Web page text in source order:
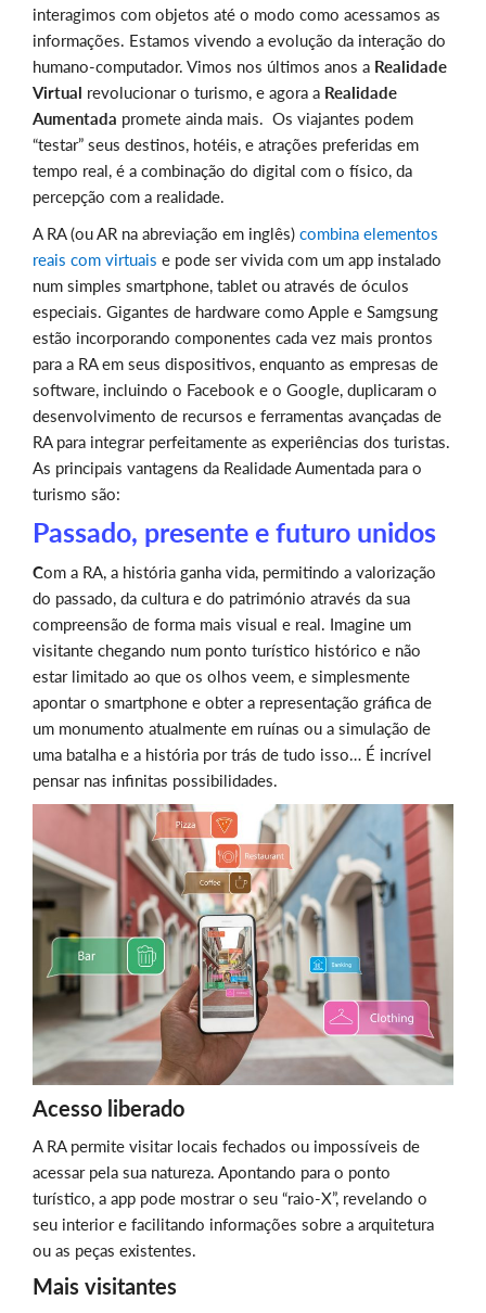
interagimos com objetos até o modo como acessamos as
informações. Estamos vivendo a evolução da interação do
humano-computador. Vimos nos últimos anos a Realidade
Virtual revolucionar o turismo, e agora a Realidade
Aumentada promete ainda mais. Os viajantes podem
“testar” seus destinos, hotéis, e atrações preferidas em
tempo real, é a combinação do digital com o físico, da
percepção com a realidade.
A RA (ou AR na abreviação em inglês) combina elementos
reais com virtuais e pode ser vivida com um app instalado
num simples smartphone, tablet ou através de óculos
especiais. Gigantes de hardware como Apple e Samgsung
estão incorporando componentes cada vez mais prontos
para a RA em seus dispositivos, enquanto as empresas de
software, incluindo o Facebook e o Google, duplicaram o
desenvolvimento de recursos e ferramentas avançadas de
RA para integrar perfeitamente as experiências dos turistas.
As principais vantagens da Realidade Aumentada para o
turismo são:
Passado, presente e futuro unidos
Com a RA, a história ganha vida, permitindo a valorização
do passado, da cultura e do património através da sua
compreensão de forma mais visual e real. Imagine um
visitante chegando num ponto turístico histórico e não
estar limitado ao que os olhos veem, e simplesmente
apontar o smartphone e obter a representação gráfica de
um monumento atualmente em ruínas ou a simulação de
uma batalha e a história por trás de tudo isso… É incrível
pensar nas infinitas possibilidades.
Acesso liberado
A RA permite visitar locais fechados ou impossíveis de
acessar pela sua natureza. Apontando para o ponto
turístico, a app pode mostrar o seu “raio-X”, revelando o
seu interior e facilitando informações sobre a arquitetura
ou as peças existentes.
Mais visitantes